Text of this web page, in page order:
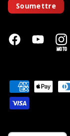
Soumettre
MOTO